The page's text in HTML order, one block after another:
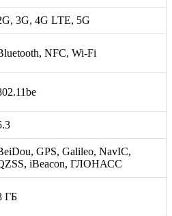
3G, 4G LTE, 5G
NFC, Wi-Fi
GPS, Galileo, NavIC,
iBeacon, ГЛОНАСС
ГБ